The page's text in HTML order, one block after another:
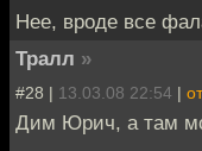
Нее, вроде все
Тралл »
#28 | 13.03.08 22:54 |
Дим Юрич, а там